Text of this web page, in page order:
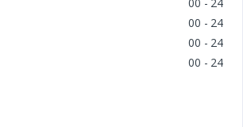
00 - 24
00 - 24
00 - 24